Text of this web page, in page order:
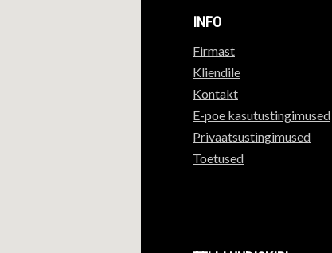
INFO
Firmast
Kliendile
Kontakt
E-poe kasutustingimused
Privaatsustingimused
Toetused